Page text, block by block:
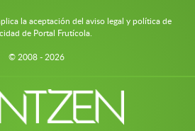
la aceptación del aviso legal y política de
de Portal Frutícola.
© 2008 - 2026